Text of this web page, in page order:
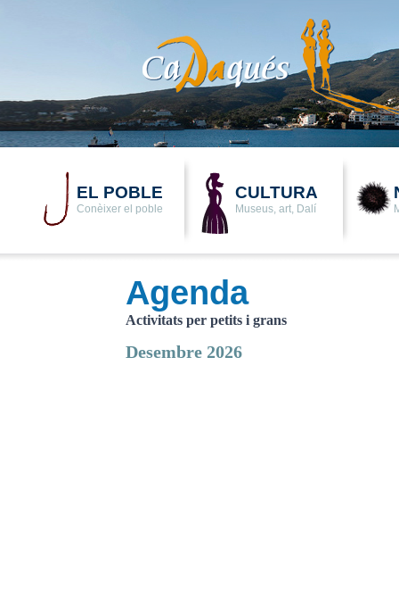
EL POBLE
Conèixer el poble
CULTURA
Museus, art, Dalí
Agenda
Activitats per petits i grans
Desembre 2026